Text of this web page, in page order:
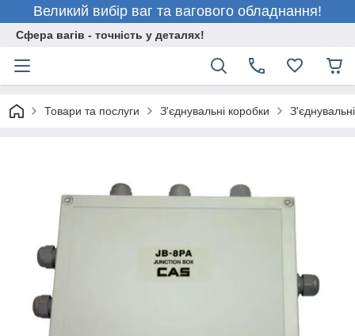
Великий вибір ваг та вагового обладнання!
Сфера вагів - точність у деталях!
Товари та послуги З'єднувальні коробки